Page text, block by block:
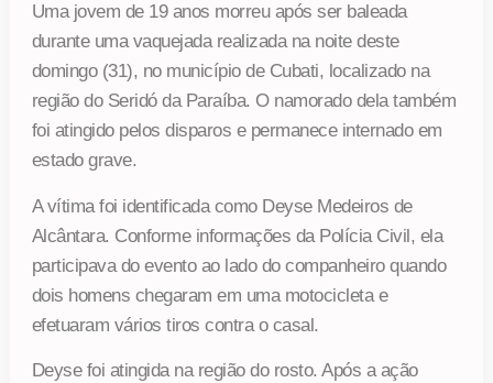
Uma jovem de 19 anos morreu após ser baleada
durante uma vaquejada realizada na noite deste
domingo (31), no município de Cubati, localizado na
região do Seridó da Paraíba. O namorado dela também
foi atingido pelos disparos e permanece internado em
estado grave.
A vítima foi identificada como Deyse Medeiros de
Alcântara. Conforme informações da Polícia Civil, ela
participava do evento ao lado do companheiro quando
dois homens chegaram em uma motocicleta e
efetuaram vários tiros contra o casal.
Deyse foi atingida na região do rosto. Após a ação